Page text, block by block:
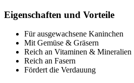
Eigenschaften und Vorteile
Für ausgewachsene Kaninchen
Mit Gemüse & Gräsern
Reich an Vitaminen & Mineralien
Reich an Fasern
Fördert die Verdauung